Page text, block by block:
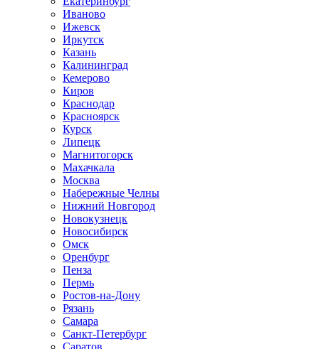
Иваново
Ижевск
Иркутск
Казань
Калининград
Кемерово
Киров
Краснодар
Красноярск
Курск
Липецк
Магнитогорск
Махачкала
Москва
Набережные Челны
Нижний Новгород
Новокузнецк
Новосибирск
Омск
Оренбург
Пенза
Пермь
Ростов-на-Дону
Рязань
Самара
Санкт-Петербург
Саратов